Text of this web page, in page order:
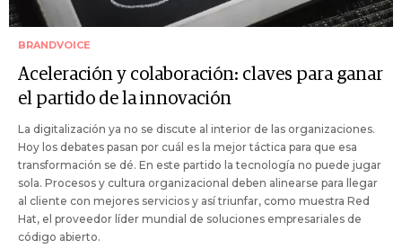
BRANDVOICE
Aceleración y colaboración: claves para ganar
el partido de la innovación
La digitalización ya no se discute al interior de las organizaciones.
Hoy los debates pasan por cuál es la mejor táctica para que esa
transformación se dé. En este partido la tecnología no puede jugar
sola. Procesos y cultura organizacional deben alinearse para llegar
al cliente con mejores servicios y así triunfar, como muestra Red
Hat, el proveedor líder mundial de soluciones empresariales de
código abierto.